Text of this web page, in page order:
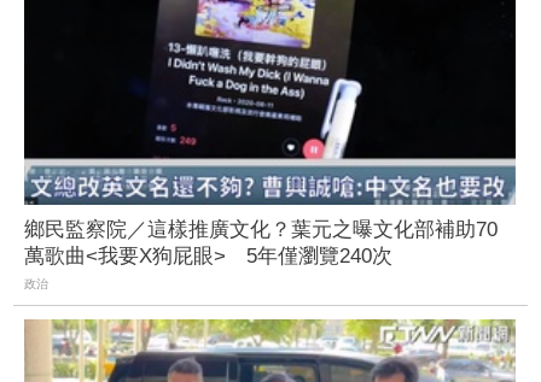
鄉民監察院／這樣推廣文化？葉元之曝文化部補助70
萬歌曲<我要X狗屁眼> 5年僅瀏覽240次
政治